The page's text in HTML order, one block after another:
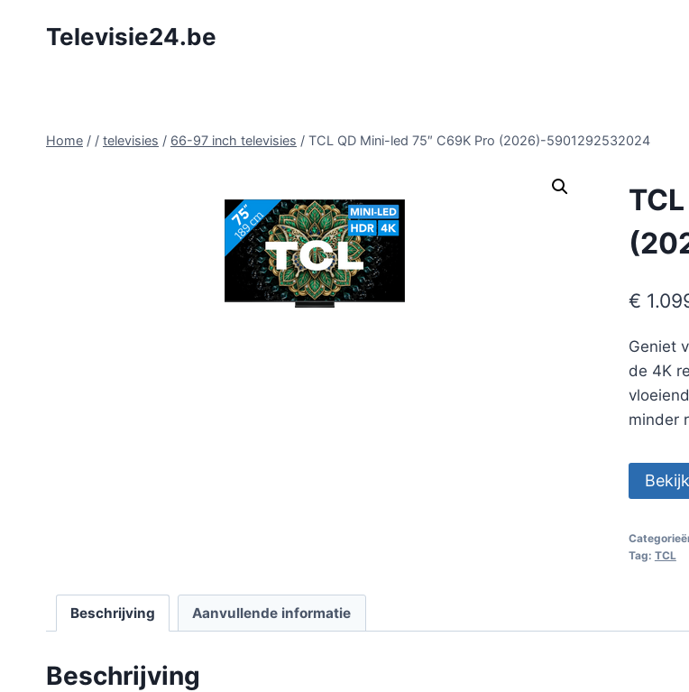
Televisie24.be
Home / / televisies / 66-97 inch televisies / TCL QD Mini-led 75″ C69K Pro (2026)-5901292532024
€
Geniet
de 4K
minder
Tag: TCL
Beschrijving Aanvullende informatie
Beschrijving